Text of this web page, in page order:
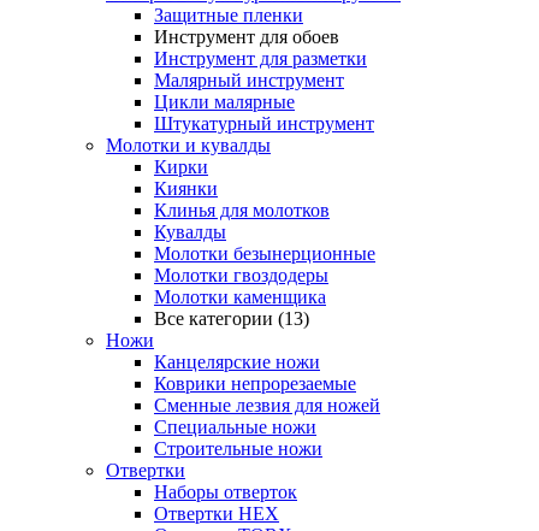
Защитные пленки
Инструмент для обоев
Инструмент для разметки
Малярный инструмент
Цикли малярные
Штукатурный инструмент
Молотки и кувалды
Кирки
Киянки
Клинья для молотков
Кувалды
Молотки безынерционные
Молотки гвоздодеры
Молотки каменщика
Все категории (13)
Ножи
Канцелярские ножи
Коврики непрорезаемые
Сменные лезвия для ножей
Специальные ножи
Строительные ножи
Отвертки
Наборы отверток
Отвертки HEX